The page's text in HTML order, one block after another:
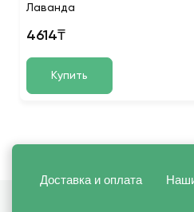
Лаванда
4614₸
Купить
Доставка и оплата